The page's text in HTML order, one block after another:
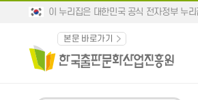
이 누리집은 대한민국 공식 전자정부 누
본문 바로가기